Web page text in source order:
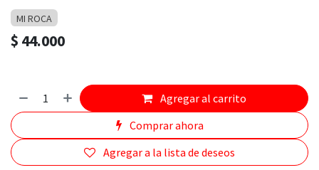
MI ROCA
$ 44.000
Agregar al carrito
Comprar ahora
Agregar a la lista de deseos